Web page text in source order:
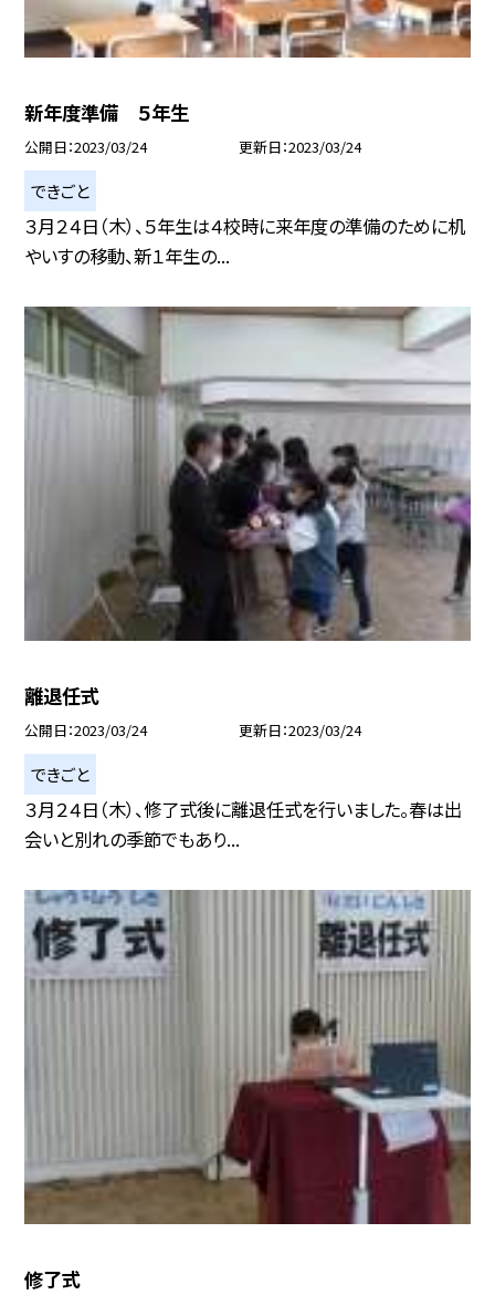
新年度準備 ５年生
公開日 2023/03/24 更新日 2023/03/24
できごと
３月２４日（木）、５年生は４校時に来年度の準備のために机
やいすの移動、新１年生の...
離退任式
公開日 2023/03/24 更新日 2023/03/24
できごと
３月２４日（木）、修了式後に離退任式を行いました。春は出
会いと別れの季節でもあり...
修了式